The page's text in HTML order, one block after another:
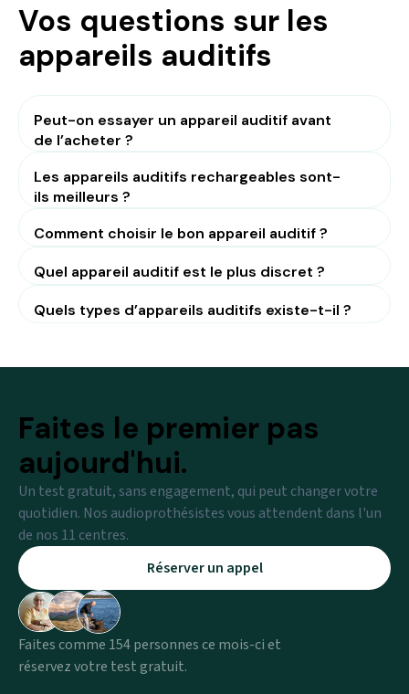
Vos questions sur les
appareils auditifs
Peut-on essayer un appareil auditif avant
de l’acheter ?
Les appareils auditifs rechargeables sont-
ils meilleurs ?
Comment choisir le bon appareil auditif ?
Quel appareil auditif est le plus discret ?
Quels types d’appareils auditifs existe-t-il ?
Faites le premier pas
aujourd'hui.
Un test gratuit, sans engagement, qui peut changer votre
quotidien. Nos audioprothésistes vous attendent dans l'un
de nos 11 centres.
Réserver un appel
Faites comme 154 personnes ce mois-ci et
réservez votre test gratuit.